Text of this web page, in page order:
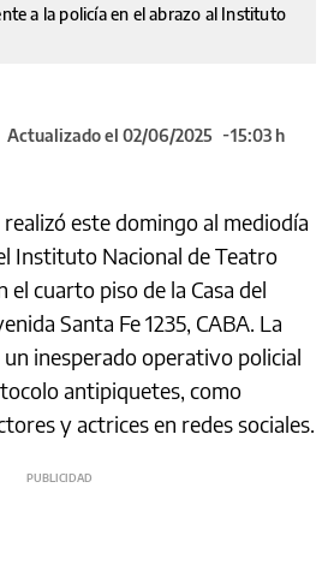
a la policía en el abrazo al Instituto
Actualizado el 02/06/2025
15:03 h
este domingo al mediodía
Instituto Nacional de Teatro
el cuarto piso de la Casa del
Santa Fe 1235, CABA. La
inesperado operativo policial
antipiquetes, como
y actrices en redes sociales.